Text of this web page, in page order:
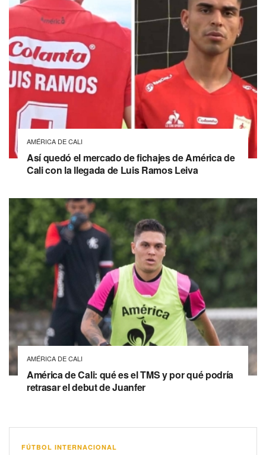
AMÉRICA DE CALI
Así quedó el mercado de fichajes de América de
Cali con la llegada de Luis Ramos Leiva
AMÉRICA DE CALI
América de Cali: qué es el TMS y por qué podría
retrasar el debut de Juanfer
FÚTBOL INTERNACIONAL